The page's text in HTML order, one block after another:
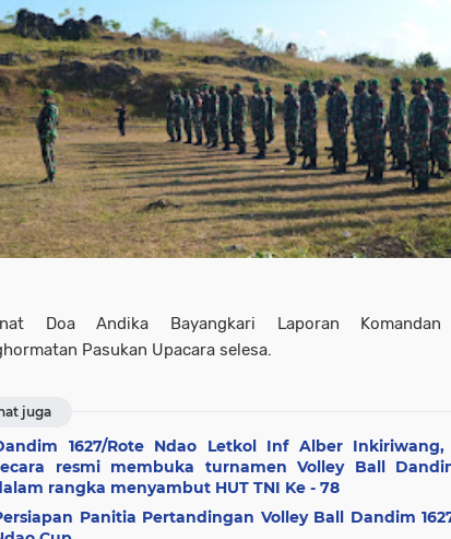
Doa Andika Bayangkari Laporan Komandan
Pasukan Upacara selesa.
juga
1627/Rote Ndao Letkol Inf Alber Inkiriwang,
resmi membuka turnamen Volley Ball
rangka menyambut HUT TNI Ke - 78
Panitia Pertandingan Volley Ball Dandim